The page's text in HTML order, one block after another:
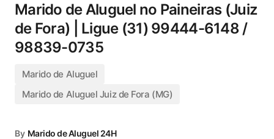
Marido de Aluguel no Paineiras (Juiz
de Fora) | Ligue (31) 99444-6148 /
98839-0735
Marido de Aluguel
Marido de Aluguel Juiz de Fora (MG)
By Marido de Aluguel 24H